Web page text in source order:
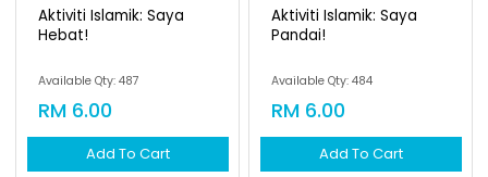
Aktiviti Islamik: Saya
Hebat!
Available Qty: 487
RM 6.00
Add To Cart
Aktiviti Islamik: Saya
Pandai!
Available Qty: 484
RM 6.00
Add To Cart